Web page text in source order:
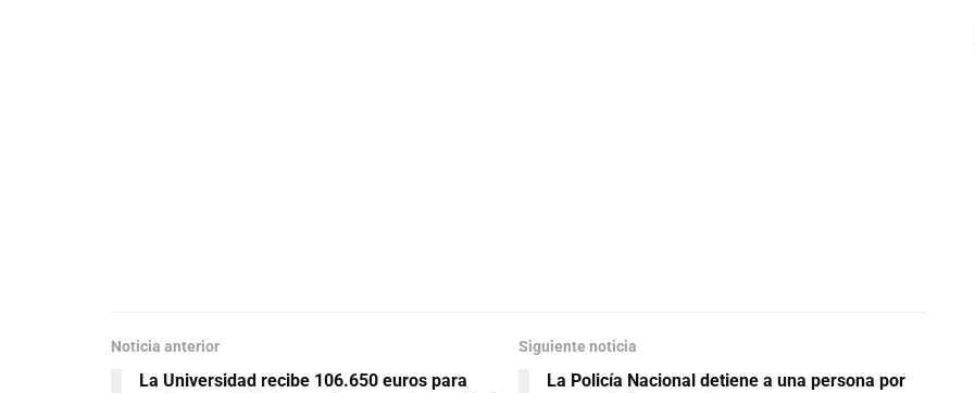
Noticia anterior
La Universidad recibe 106.650 euros para
Siguiente noticia
La Policía Nacional detiene a una persona por